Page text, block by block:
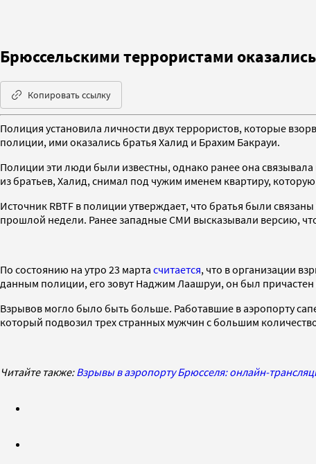
Брюссельскими террористами
Копировать ссылку
Полиция установила личности двух террористов, которые
полиции, ими оказались братья Халид и Брахим Бакрауи.
Полиции эти люди были известны, однако ранее она связывала
из братьев, Халид, снимал под чужим именем квартиру,
Источник RBTF в полиции утверждает, что братья были
прошлой недели. Ранее западные СМИ высказывали версию,
По состоянию на утро 23 марта считается, что в организации
данным полиции, его зовут Наджим Лаашруи, он был причастен
Взрывов могло было быть больше. Работавшие в аэропорту
который подвозил трех странных мужчин с большим
Читайте также:Взрывы в аэропорту Брюсселя: онлайн-